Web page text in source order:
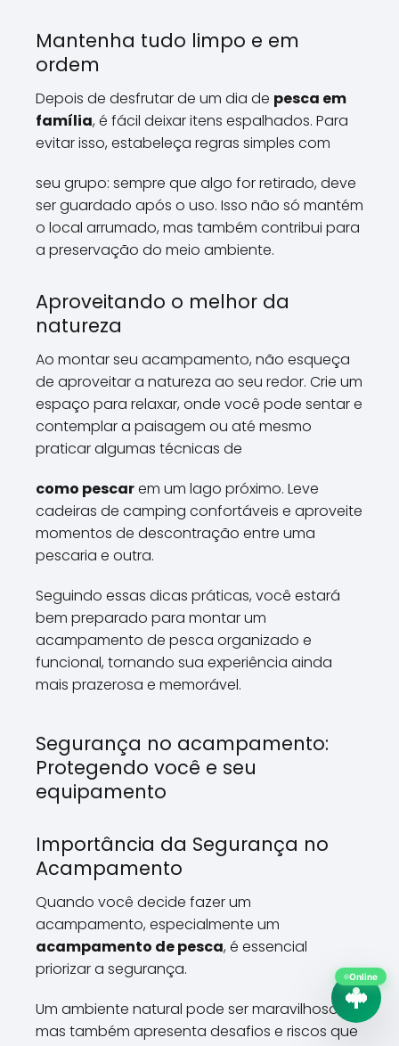
Mantenha tudo limpo e em
ordem
Depois de desfrutar de um dia de pesca em
família, é fácil deixar itens espalhados. Para
evitar isso, estabeleça regras simples com
seu grupo: sempre que algo for retirado, deve
ser guardado após o uso. Isso não só mantém
o local arrumado, mas também contribui para
a preservação do meio ambiente.
Aproveitando o melhor da
natureza
Ao montar seu acampamento, não esqueça
de aproveitar a natureza ao seu redor. Crie um
espaço para relaxar, onde você pode sentar e
contemplar a paisagem ou até mesmo
praticar algumas técnicas de
como pescarem um lago próximo. Leve
cadeiras de camping confortáveis e aproveite
momentos de descontração entre uma
pescaria e outra.
Seguindo essas dicas práticas, você estará
bem preparado para montar um
acampamento de pesca organizado e
funcional, tornando sua experiência ainda
mais prazerosa e memorável.
Segurança no acampamento:
Protegendo você e seu
equipamento
Importância da Segurança no
Acampamento
Quando você decide fazer um
acampamento, especialmente um
acampamento de pesca, é essencial
priorizar a segurança.
Um ambiente natural pode ser maravilhoso,
mas também apresenta desafios e riscos que
Online